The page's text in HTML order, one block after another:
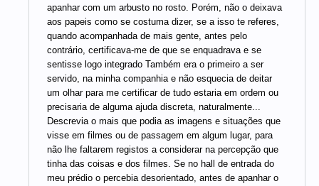
apanhar com um arbusto no rosto. Porém, não o deixava
aos papeis como se costuma dizer, se a isso te referes,
quando acompanhada de mais gente, antes pelo
contrário, certificava-me de que se enquadrava e se
sentisse logo integrado Também era o primeiro a ser
servido, na minha companhia e não esquecia de deitar
um olhar para me certificar de tudo estaria em ordem ou
precisaria de alguma ajuda discreta, naturalmente...
Descrevia o mais que podia as imagens e situações que
visse em filmes ou de passagem em algum lugar, para
não lhe faltarem registos a considerar na percepção que
tinha das coisas e dos filmes. Se no hall de entrada do
meu prédio o percebia desorientado, antes de apanhar o